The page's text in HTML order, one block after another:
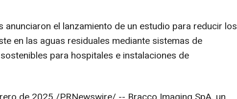
anunciaron el lanzamiento de un estudio para reducir los
en las aguas residuales mediante sistemas de
para hospitales e instalaciones de